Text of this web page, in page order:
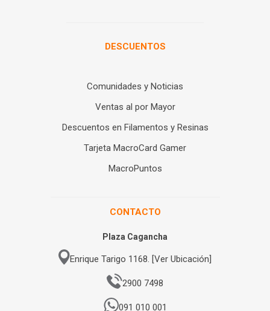
DESCUENTOS
Comunidades y Noticias
Ventas al por Mayor
Descuentos en Filamentos y Resinas
Tarjeta MacroCard Gamer
MacroPuntos
CONTACTO
Plaza Cagancha
Enrique Tarigo 1168. [Ver Ubicación]
2900 7498
091 010 001